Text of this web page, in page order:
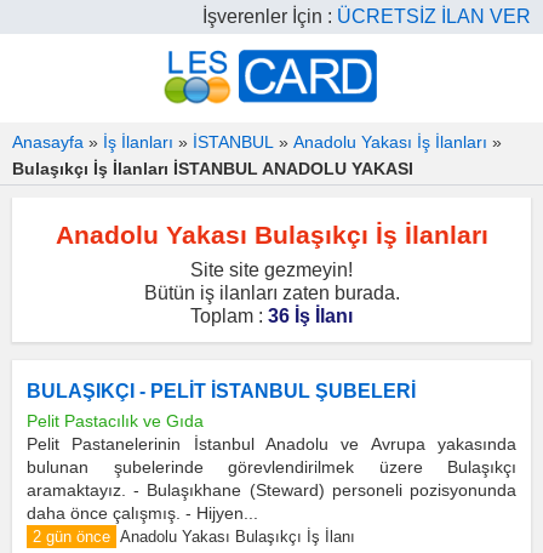
İşverenler İçin : ÜCRETSİZ İLAN VER
Anasayfa » İş İlanları » İSTANBUL » Anadolu Yakası İş İlanları »
Bulaşıkçı İş İlanları İSTANBUL ANADOLU YAKASI
Anadolu Yakası Bulaşıkçı İş İlanları
Site site gezmeyin!
Bütün iş ilanları zaten burada.
Toplam : 36 İş İlanı
BULAŞIKÇI - PELİT İSTANBUL ŞUBELERİ
Pelit Pastacılık ve Gıda
Pelit Pastanelerinin İstanbul Anadolu ve Avrupa yakasında
bulunan şubelerinde görevlendirilmek üzere Bulaşıkçı
aramaktayız. - Bulaşıkhane (Steward) personeli pozisyonunda
daha önce çalışmış. - Hijyen...
2 gün önce Anadolu Yakası Bulaşıkçı İş İlanı